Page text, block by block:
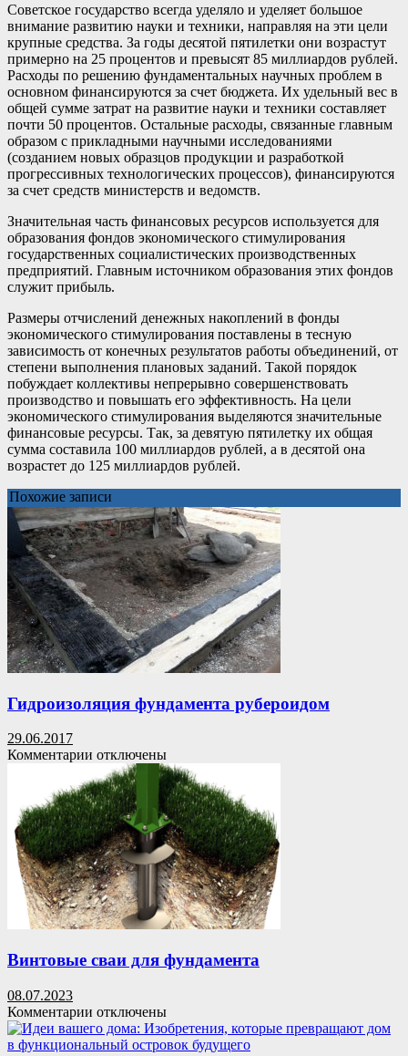
Советское государство всегда уделяло и уделяет большое
внимание развитию науки и техники, направляя на эти цели
крупные средства. За годы десятой пятилетки они возрастут
примерно на 25 процентов и превысят 85 миллиардов рублей.
Расходы по решению фундаментальных научных проблем в
основном финансируются за счет бюджета. Их удельный вес в
общей сумме затрат на развитие науки и техники составляет
почти 50 процентов. Остальные расходы, связанные главным
образом с прикладными научными исследованиями
(созданием новых образцов продукции и разработкой
прогрессивных технологических процессов), финансируются
за счет средств министерств и ведомств.
Значительная часть финансовых ресурсов используется для
образования фондов экономического стимулирования
государственных социалистических производственных
предприятий. Главным источником образования этих фондов
служит прибыль.
Размеры отчислений денежных накоплений в фонды
экономического стимулирования поставлены в тесную
зависимость от конечных результатов работы объединений, от
степени выполнения плановых заданий. Такой порядок
побуждает коллективы непрерывно совершенствовать
производство и повышать его эффективность. На цели
экономического стимулирования выделяются значительные
финансовые ресурсы. Так, за девятую пятилетку их общая
сумма составила 100 миллиардов рублей, а в десятой она
возрастет до 125 миллиардов рублей.
Похожие записи
Гидроизоляция фундамента рубероидом
29.06.2017
Комментарии к
записи
Гидроизоляция
фундамента
рубероидом
отключены
Винтовые сваи для фундамента
08.07.2023
Комментарии к
записи
Винтовые
отключены